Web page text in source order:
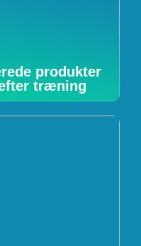
produkter
træning